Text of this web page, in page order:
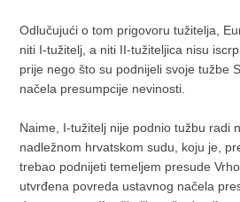
Odlučujući o tom prigovoru tužitelja,
niti I-tužitelj, a niti II-tužiteljica nisu
prije nego što su podnijeli svoje tužbe
načela presumpcije nevinosti.
Naime, I-tužitelj nije podnio tužbu radi
nadležnom hrvatskom sudu, koju je,
trebao podnijeti temeljem presude
utvrđena povreda ustavnog načela